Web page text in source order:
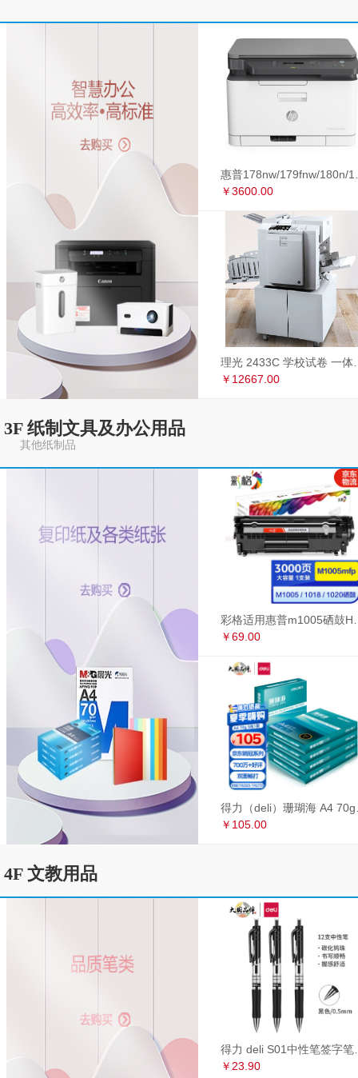
￥3600.00
￥12667.00
3F 纸制文具及办公用品
其他纸制品
￥69.00
￥105.00
4F 文教用品
￥23.90